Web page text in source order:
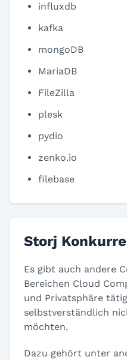
influxdb
kafka
mongoDB
MariaDB
FileZilla
plesk
pydio
zenko.io
filebase
Storj
Es gibt auch andere
Bereichen Cloud
und Privatsphäre
selbstverständlich
möchten.
Dazu gehört unter